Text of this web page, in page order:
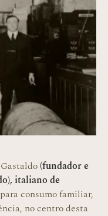
(fundador e
italiano de
consumo familiar,
no centro desta